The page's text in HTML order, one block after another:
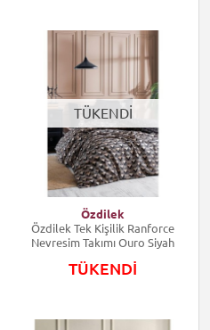
TÜKENDİ
Özdilek
Özdilek Tek Kişilik Ranforce
Nevresim Takımı Ouro Siyah
TÜKENDİ